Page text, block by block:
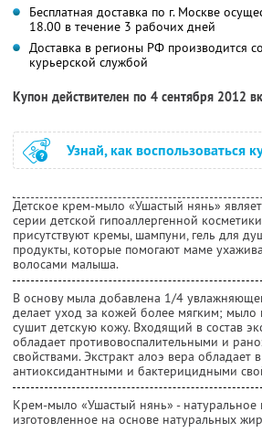
Бесплатная доставка по г. Москве
18.00 в течение 3 рабочих дней
Доставка в регионы РФ производится
курьерской службой
Купон действителен по 4 сентября 2012
Узнай, как воспользоваться
Детское крем-мыло «Ушастый нянь»
серии детской гипоаллергенной
присутствуют кремы, шампуни, гель для
продукты, которые помогают маме
волосами малыша.
В основу мыла добавлена 1/4
делает уход за кожей более мягким;
сушит детскую кожу. Входящий в состав
обладает противовоспалительными и
свойствами. Экстракт алоэ вера
антиоксидантными и бактерицидными
Крем-мыло «Ушастый нянь» -
изготовленное на основе натуральных